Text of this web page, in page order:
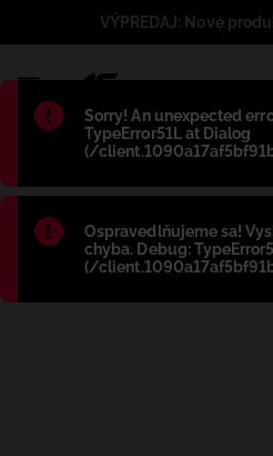
Błąd:
Sorry! An unexpected
TypeError51L at Dialog
(/
Błąd:
Ospravedlňujeme sa!
chyba. Debug:
(/
VÝPREDAJ: Nové